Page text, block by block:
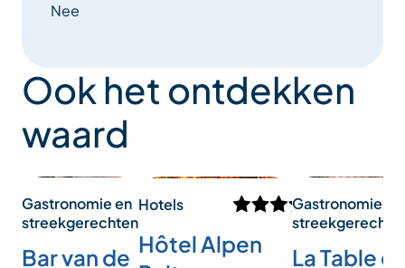
Nee
Ook het ontdekken
waard
Gastronomie en
streekgerechten
Bar van de
Hotels
Hôtel Alpen
Gastronomie en
La Table